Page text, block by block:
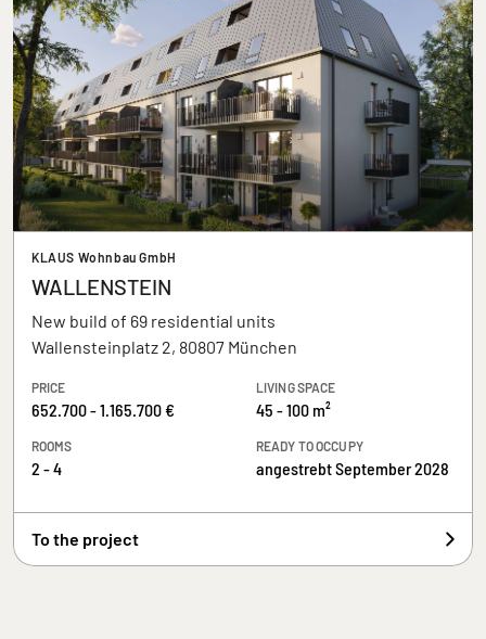
KLAUS Wohnbau GmbH
WALLENSTEIN
New build of 69 residential units
Wallensteinplatz 2, 80807 München
PRICE
652.700 - 1.165.700 €
LIVING SPACE
45 - 100 m²
ROOMS
2 - 4
READY TO OCCUPY
angestrebt September 2028
To the project